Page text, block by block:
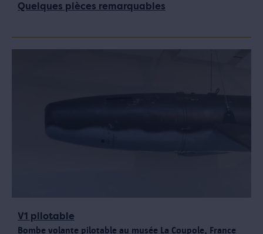
Quelques pièces remarquables
V1 pilotable
Bombe volante pilotable au musée La Coupole, France